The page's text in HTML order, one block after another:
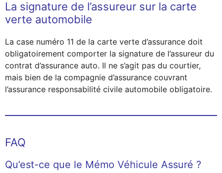
La signature de l’assureur sur la carte
verte automobile
La case numéro 11 de la carte verte d’assurance doit
obligatoirement comporter la signature de l’assureur du
contrat d’assurance auto. Il ne s’agit pas du courtier,
mais bien de la compagnie d’assurance couvrant
l’assurance responsabilité civile automobile obligatoire.
FAQ
Qu’est-ce que le Mémo Véhicule Assuré ?